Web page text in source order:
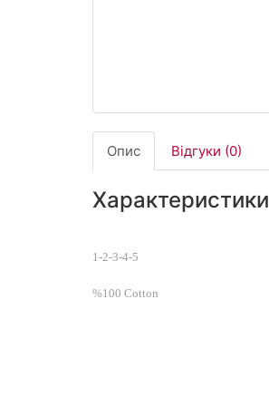
Опис Відгуки (0)
Характеристики
1-2-3-4-5
%100 Cotton